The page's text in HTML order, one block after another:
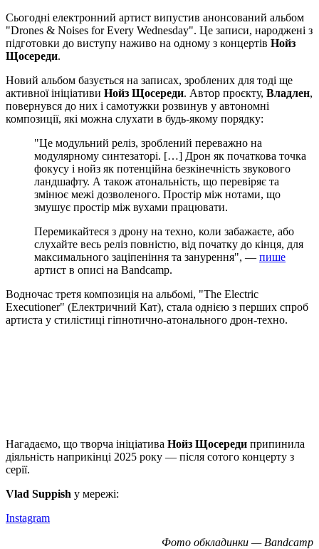
Сьогодні електронний артист випустив анонсований альбом
"Drones & Noises for Every Wednesday". Це записи, народжені з
підготовки до виступу наживо на одному з концертів Нойз
Щосереди.
Новий альбом базується на записах, зроблених для тоді ще
активної ініціативи Нойз Щосереди. Автор проєкту, Владлен,
повернувся до них і самотужки розвинув у автономні
композиції, які можна слухати в будь-якому порядку:
"Це модульний реліз, зроблений переважно на
модулярному синтезаторі. […] Дрон як початкова точка
фокусу і нойз як потенційна безкінечність звукового
ландшафту. А також атональність, що перевіряє та
змінює межі дозволеного. Простір між нотами, що
змушує простір між вухами працювати.
Перемикайтеся з дрону на техно, коли забажаєте, або
слухайте весь реліз повністю, від початку до кінця, для
максимального заціпеніння та занурення", — пише
артист в описі на Bandcamp.
Водночас третя композиція на альбомі, "The Electric
Executioner" (Електричний Кат), стала однією з перших спроб
артиста у стилістиці гіпнотично-атонального дрон-техно.
Нагадаємо, що творча ініціатива Нойз Щосереди припинила
діяльність наприкінці 2025 року — після сотого концерту з
серії.
Vlad Suppish у мережі:
Instagram
Фото обкладинки — Bandcamp